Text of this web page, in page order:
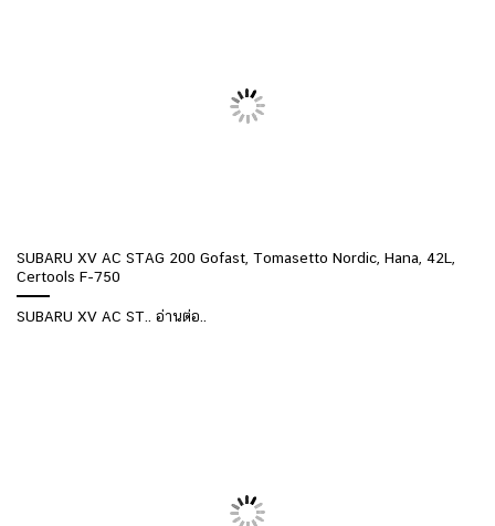
SUBARU XV AC STAG 200 Gofast, Tomasetto Nordic, Hana, 42L,
Certools F-750
SUBARU XV AC ST.. อ่านต่อ..